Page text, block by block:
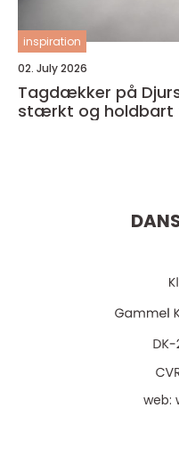
inspiration
02. July 2026
Tagdækker på
stærkt og holdbart
web: